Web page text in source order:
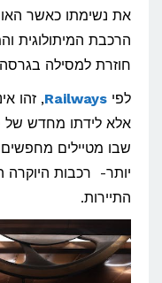
הרכבת המיתולוגית
חוזרת למסילה
לפי Railways, זהו
אלא לידתו מחדש של
שבו מטיילים מחפשים
יותר- רכבות היוקרה
התיירות.